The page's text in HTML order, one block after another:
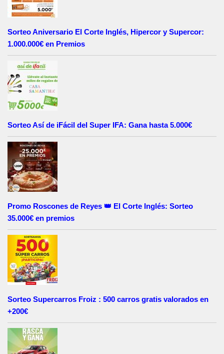
Sorteo Aniversario El Corte Inglés, Hipercor y Supercor:
1.000.000€ en Premios
Sorteo Así de iFácil del Super IFA: Gana hasta 5.000€
Promo Roscones de Reyes 👑 El Corte Inglés: Sorteo
35.000€ en premios
Sorteo Supercarros Froiz : 500 carros gratis valorados en
+200€